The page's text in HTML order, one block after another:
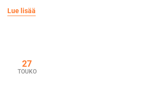
Lue lisää
27
TOUKO